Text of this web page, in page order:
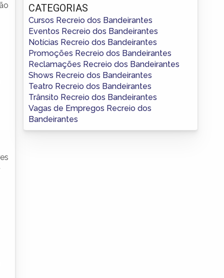
CATEGORIAS
Cursos Recreio dos Bandeirantes
Eventos Recreio dos Bandeirantes
Notícias Recreio dos Bandeirantes
Promoções Recreio dos Bandeirantes
Reclamações Recreio dos Bandeirantes
Shows Recreio dos Bandeirantes
Teatro Recreio dos Bandeirantes
Trânsito Recreio dos Bandeirantes
Vagas de Empregos Recreio dos
Bandeirantes